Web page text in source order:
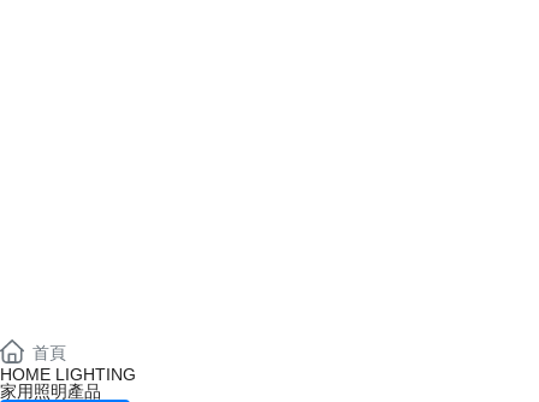
首頁
HOME LIGHTING
家用照明產品